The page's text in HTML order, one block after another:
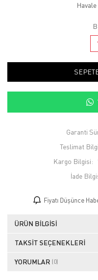
Havale
Garanti
Teslimat
Kargo Bilgisi:
İade
Fiyatı Düşünce
ÜRÜN BILGISI
TAKSIT SEÇENEKLERI
YORUMLAR (0)